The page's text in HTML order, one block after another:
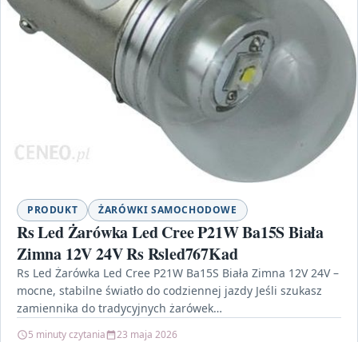
PRODUKT ŻARÓWKI SAMOCHODOWE
Rs Led Żarówka Led Cree P21W Ba15S Biała
Zimna 12V 24V Rs Rsled767Kad
Rs Led Żarówka Led Cree P21W Ba15S Biała Zimna 12V 24V –
mocne, stabilne światło do codziennej jazdy Jeśli szukasz
zamiennika do tradycyjnych żarówek…
5 minuty czytania 23 maja 2026